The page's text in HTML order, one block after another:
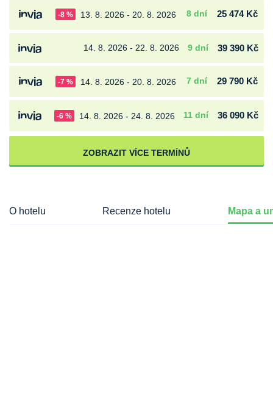
-8 % 13. 8. 2026 - 20. 8. 2026 8 dní 25 474 Kč
14. 8. 2026 - 22. 8. 2026 9 dní 39 390 Kč
-7 % 14. 8. 2026 - 20. 8. 2026 7 dní 29 790 Kč
-6 % 14. 8. 2026 - 24. 8. 2026 11 dní 36 090 Kč
ZOBRAZIT VÍCE TERMÍNŮ
O hotelu Recenze hotelu Mapa a